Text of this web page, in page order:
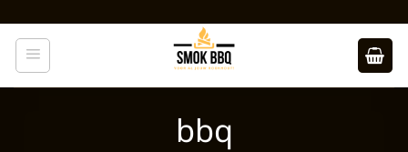
naar
inhoud
bbq